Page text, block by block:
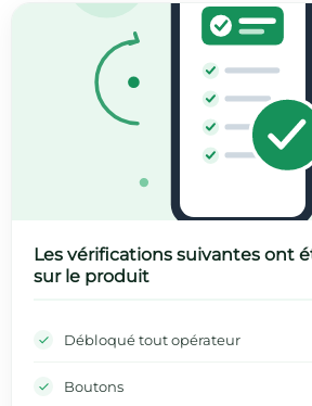
Les vérifications suivantes ont
sur le produit
Débloqué tout opérateur
Boutons